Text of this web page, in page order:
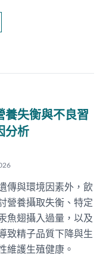
養失衡與不良習
分析
傳與環境因素外，飲
營養攝取失衡、特定
魚翅攝入過量，以及
致精子品質下降與生
維護生殖健康。